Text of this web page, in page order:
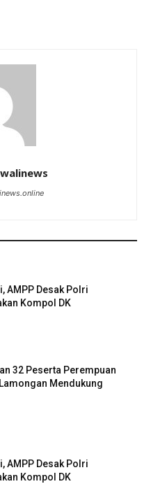
AMPP Desak Polri
Kompol DK
32 Peserta Perempuan
Mendukung
AMPP Desak Polri
Kompol DK